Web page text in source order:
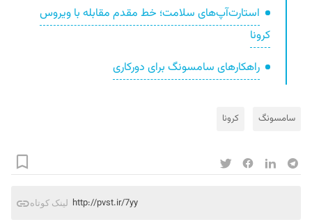
استارت‌آپ‌های سلامت؛ خط مقدم مقابله با ویروس
کرونا
راهکار‌های سامسونگ برای دورکاری
سامسونگ کرونا
لینک کوتاه http://pvst.ir/7yy